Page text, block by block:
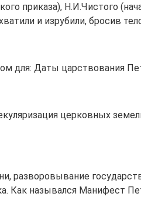
приказа), Н.И.Чистого
и изрубили, бросив
для: Даты царствования
церковных
разворовывание
Как назывался Манифест